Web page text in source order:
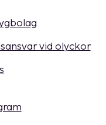
vid olyckor